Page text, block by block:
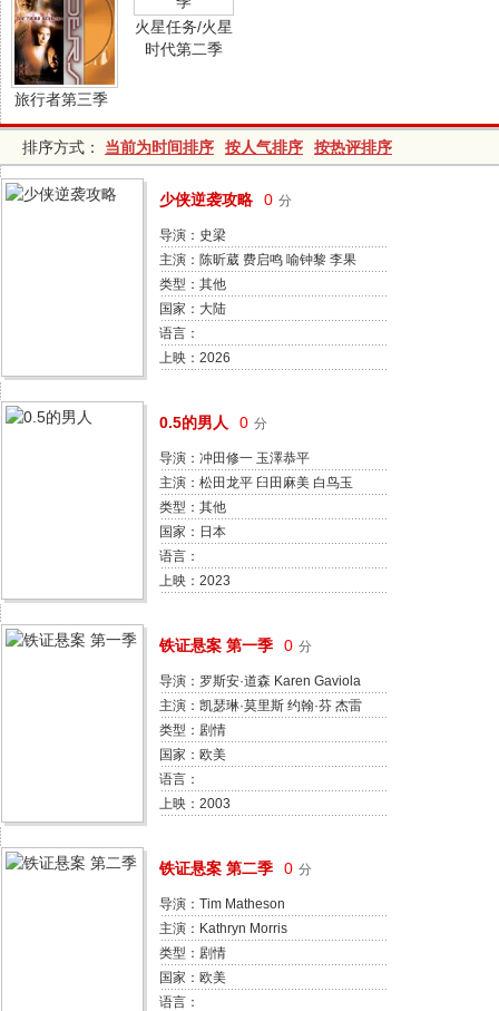
旅行者第三季
火星任务/火星
时代第二季
排序方式： 当前为时间排序 按人气排序 按热评排序
少侠逆袭攻略 0 分
导演：史梁
主演：陈昕葳 费启鸣 喻钟黎 李果
张竞达 岳冬峰
类型：其他
国家：大陆
语言：
上映：2026
0.5的男人 0 分
导演：冲田修一 玉澤恭平
主演：松田龙平 臼田麻美 白鸟玉
季 井之胁海 青木柚 筱原笃 木场胜
己 西野七濑 风吹淳
类型：其他
国家：日本
语言：
上映：2023
铁证悬案 第一季 0 分
导演：罗斯安·道森 Karen Gaviola
Bill Eagles
主演：凯瑟琳·莫里斯 约翰·芬 杰雷
米·拉特福德
类型：剧情
国家：欧美
语言：
上映：2003
铁证悬案 第二季 0 分
导演：Tim Matheson
主演：Kathryn Morris
类型：剧情
国家：欧美
语言：